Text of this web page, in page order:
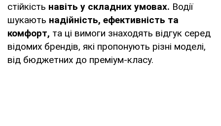
стійкість навіть у складних умовах. Водії
шукають надійність, ефективність та
комфорт, та ці вимоги знаходять відгук серед
відомих брендів, які пропонують різні моделі,
від бюджетних до преміум-класу.